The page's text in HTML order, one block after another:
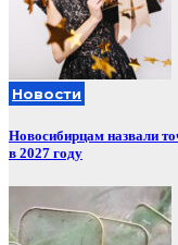
Новости
Новосибирцам назвали
в 2027 году